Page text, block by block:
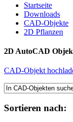
Startseite
Downloads
CAD-Objekte
2D Pflanzen
2D AutoCAD
CAD-Objekt
Sortieren nach: